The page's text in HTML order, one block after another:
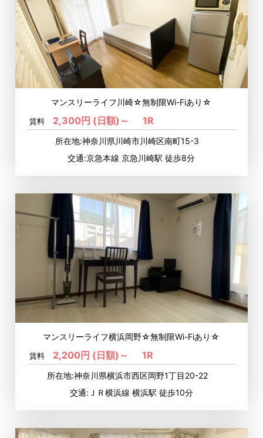
マンスリーライフ川崎☆無制限Wi-Fiあり☆
賃料 2,300円 (日額)～ 1R
所在地:神奈川県川崎市川崎区南町15-3
交通:京急本線 京急川崎駅 徒歩8分
マンスリーライフ横浜岡野☆無制限Wi-Fiあり☆
賃料 2,200円 (日額)～ 1R
所在地:神奈川県横浜市西区岡野1丁目20-22
交通:ＪＲ横浜線 横浜駅 徒歩10分